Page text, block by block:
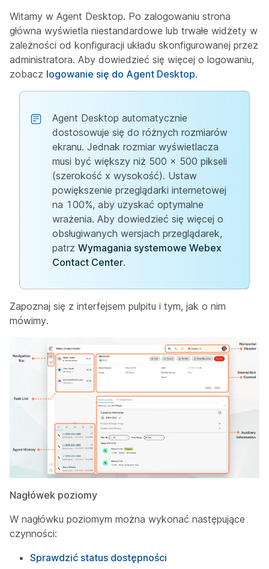
Witamy w Agent Desktop. Po zalogowaniu strona
główna wyświetla niestandardowe lub trwałe widżety w
zależności od konfiguracji układu skonfigurowanej przez
administratora. Aby dowiedzieć się więcej o logowaniu,
zobacz logowanie się do Agent Desktop.
Agent Desktop automatycznie
dostosowuje się do różnych rozmiarów
ekranu. Jednak rozmiar wyświetlacza
musi być większy niż 500 x 500 pikseli
(szerokość x wysokość). Ustaw
powiększenie przeglądarki internetowej
na 100%, aby uzyskać optymalne
wrażenia. Aby dowiedzieć się więcej o
obsługiwanych wersjach przeglądarek,
patrz Wymagania systemowe Webex
Contact Center.
Zapoznaj się z interfejsem pulpitu i tym, jak o nim
mówimy.
Nagłówek poziomy
W nagłówku poziomym można wykonać następujące
czynności:
Sprawdzić status dostępności